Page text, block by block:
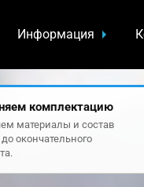
Информация
комплектацию
материалы и состав
до окончательного